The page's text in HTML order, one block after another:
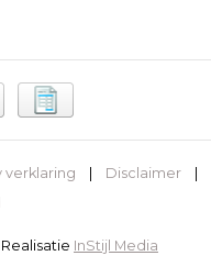
verklaring Disclaimer
InStijl Media